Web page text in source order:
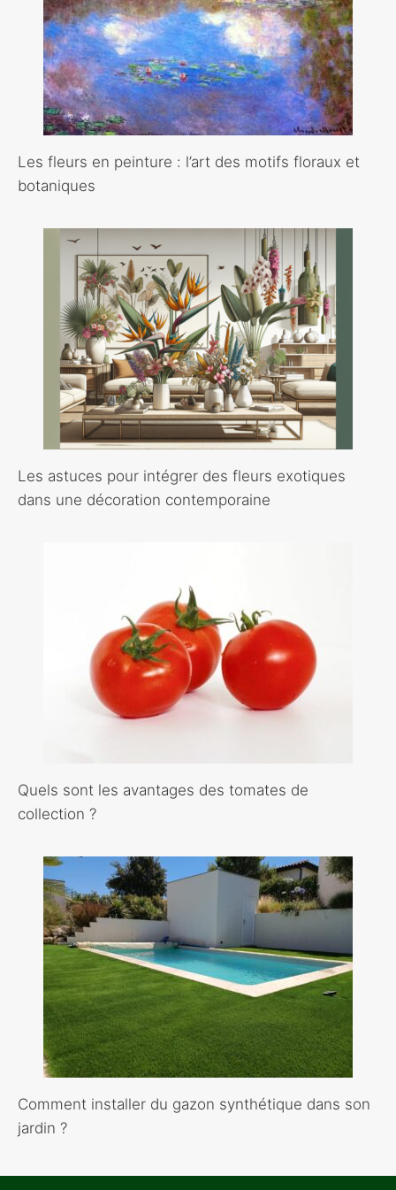
Les fleurs en peinture : l’art des motifs floraux et
botaniques
Les astuces pour intégrer des fleurs exotiques
dans une décoration contemporaine
Quels sont les avantages des tomates de
collection ?
Comment installer du gazon synthétique dans son
jardin ?